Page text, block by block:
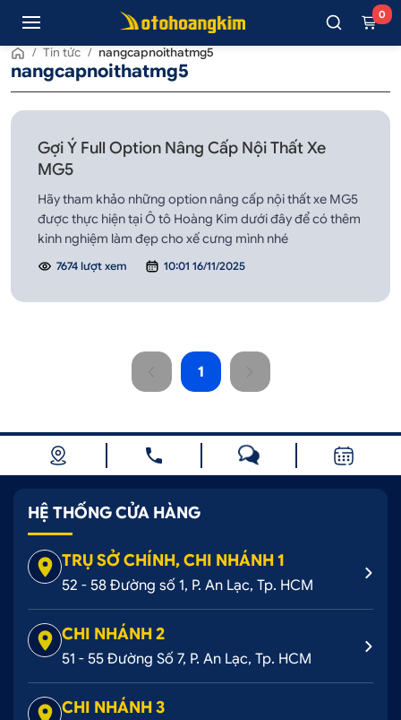
0
/ Tin tức / nangcapnoithatmg5
nangcapnoithatmg5
Gợi Ý Full Option Nâng Cấp Nội Thất Xe
MG5
Hãy tham khảo những option nâng cấp nội thất xe MG5
được thực hiện tại Ô tô Hoàng Kim dưới đây để có thêm
kinh nghiệm làm đẹp cho xế cưng mình nhé
7674 lượt xem 10:01 16/11/2025
1
HỆ THỐNG CỬA HÀNG
TRỤ SỞ CHÍNH, CHI NHÁNH 1
52 - 58 Đường số 1, P. An Lạc, Tp. HCM
CHI NHÁNH 2
51 - 55 Đường Số 7, P. An Lạc, Tp. HCM
CHI NHÁNH 3